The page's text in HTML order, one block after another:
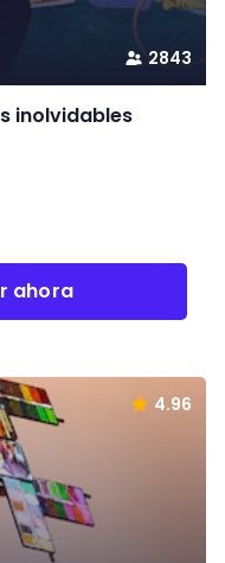
2843
inolvidables
ahora
4.96